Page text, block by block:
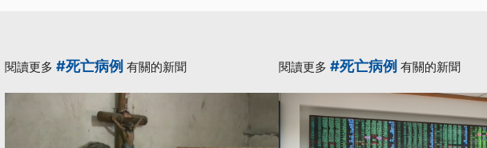
閱讀更多 #死亡病例 有關的新聞 閱讀更多 #死亡病例 有關的新聞